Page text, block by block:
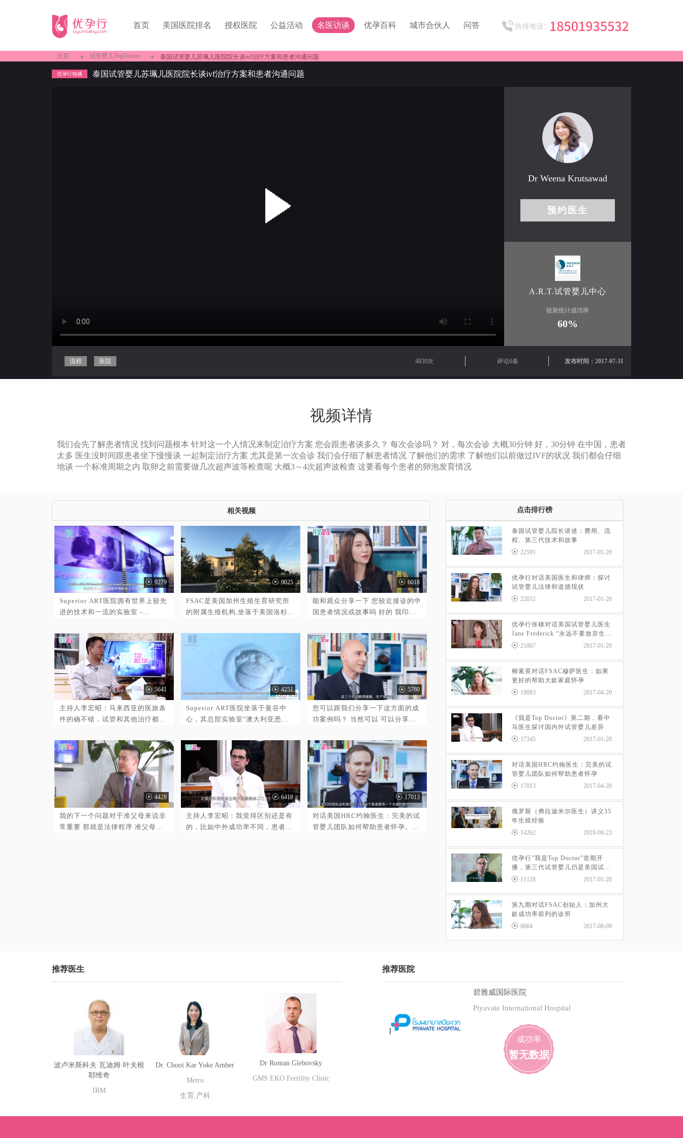
首页 美国医院排名 授权医院 公益活动 名医访谈 优孕百科 城市合伙人 问答
主页 试管婴儿TopDoctor 泰国试管婴儿苏珮儿医院院长谈ivf治疗方案和患者沟通问题
优孕行独播 泰国试管婴儿苏珮儿医院院长谈ivf治疗方案和患者沟通问题
Dr Weena Krutsawad
预约医生
A.R.T.试管婴儿中心
较新统计成功率
60%
流程 医院 发布时间：2017-07-31
4839次 评论0条
视频详情
我们会先了解患者情况 找到问题根本 针对这一个人情况来制定治疗方案 您会跟患者谈多久？ 每次会诊吗？ 对，每次会诊 大概30分钟 好，30分钟 在中国，患者
太多 医生没时间跟患者坐下慢慢谈 一起制定治疗方案 尤其是第一次会诊 我们会仔细了解患者情况 了解他们的需求 了解他们以前做过IVF的状况 我们都会仔细
地谈 一个标准周期之内 取卵之前需要做几次超声波等检查呢 大概3～4次超声波检查 这要看每个患者的卵泡发育情况
相关视频
9279
Superior ART医院拥有世界上较先
进的技术和一流的实验室 -
院的母实验室，近年来的许多技术
创新都显著提高了怀孕的几率。且
该实验室拥有享誉国际的“胚胎植
入前遗传学诊断”PGD技术专家，
如 β地中海贫血患者在 Superior
ART 医院可以得到准确的诊断。与
此同时，PGD技术可以提前识别和
发现很多遗传学上的问题，可以排
除由于遗传因素可能产生的阻碍怀
Superior ART 医院的母实验室
Genea是单胚胎移植的高手，可以
增加年轻妇女的活产婴儿的机会。
9025
FSAC是美国加州生殖生育研究所
的附属生殖机构,坐落于美国洛杉矶
2000多平方米治疗中心,至今有25
年历史,也是美国病理学家协会认证
的综合生殖中心。
6018
能和观众分享一下 您较近接诊的中
国患者情况或故事吗 好的 我印象
己的卵子怀孕的 有个中国患者，
43岁 带着20多岁的女儿一起来 他
们想要个孩子 所以我给她促排卵
她卵子不多，只有十来个 我们给三
四个胚胎做了PGD 选出一个正常胚
胎 移植了 非常棒 用的是自己的卵
子
5641
主持人李宏昭：马来西亚的医旅条
件的确不错，试管和其他治疗都是
者吗？ 潘努教授：对，我接诊过很
多中国患者，其中有一部分是嫁到
马来西亚、在马来西亚定居的中国
人，另一部分是在马来西亚工作的
中国人，较后就是从中国专程来做
治疗的中国人，我已经注意到大陆
患者数量正稳步增长，所以如此受
到中国患者青睐还是可喜的。
4251
Superior ART医院坐落于曼谷中
心，其总部实验室"澳大利亚悉尼
尖的实验室之一，其囊胚培养与移
植达到了世界较佳水平，对于PGD
技术的运用得到国际上一致的好
评。医院配套设施齐全，仪器设备
达到世界上一流水平，且拥有一批
实力强大的医生团队，是世界上较
先进的辅助生殖技术高级研究中心
之一
5780
您可以跟我们分享一下这方面的成
功案例吗？ 当然可以 可以分享很
夫妻 妻子是早发性卵巢功能不全
会提前绝经 现在已经停了 由于已
经没有卵子了 她选择了怀孕 这样
也降低了胚胎的高风险 几年以来我
们帮助她成功孕育了3个孩子 过程
就是培养胚胎 一次移植一个胚胎
冷冻剩下的胚胎备用 这三个孩子都
很健康、生产很安全 三个孩子都是
同一个人吗？ 是的 11:00 哇，三
4428
我的下一个问题对于准父母来说非
常重要 那就是法律程序 准父母一
之间的协议 以及准父母和第三方辅
助生殖母之间的协议 以上就是准父
6418
主持人李宏昭：我觉得区别还是有
的，比如中外成功率不同，患者会
一大热门， 但尤其是对于中国患者
选择，有几个原因。首先，马来西
亚有大量华裔，所以饮食习惯不会
不适应、语言沟通也不会有障碍，
那么患者在马来西亚就会比在泰国
更有家的感觉，我们的技术、我们
的服务都可能要比泰国的好，费用
我们的费用绝对更有竞争力，整体
而言，马来西亚套餐的性价比更
长，患者需要在马来西亚或附近住
17013
对话美国HRC约翰医生：完美的试
管婴儿团队如何帮助患者怀孕。约
点击排行榜
泰国试管婴儿院长讲述：费用、流
程、第三代技术和故事
22591
2017-01-20
优孕行对话美国医生和律师：探讨
试管婴儿法律和道德现状
22052
2017-01-20
优孕行张棣对话美国试管婴儿医生
Jane Frederick “永远不要放弃生育
的希望”
21807 2017-01-20
柳素英对话FSAC穆萨医生：如果
更好的帮助大龄家庭怀孕
19083
2017-04-20
《我是Top Doctor》第二期，看中
马医生探讨国内外试管婴儿差异
17345
2017-01-20
对话美国HRC约翰医生：完美的试
管婴儿团队如何帮助患者怀孕
17013
2017-04-20
俄罗斯（弗拉迪米尔医生）讲义35
年生殖经验
14262
2019-09-23
优孕行”我是Top Doctor”首期开
播，第三代试管婴儿仍是美国试管
婴儿主流
11128 2017-01-20
第九期对话FSAC创始人：加州大
龄成功率前列的诊所
8664
2017-08-09
推荐医生
波卢米斯科夫·瓦迪姆·叶夫根
耶维奇
IRM
Dr. Chooi Kar Yoke Amber
Metro
生育,产科
Dr Roman Glebovsky
GMS EKO Fertility Clinic
推荐医院
碧雅威国际医院
Piyavate International Hospital
成功率
暂无数据